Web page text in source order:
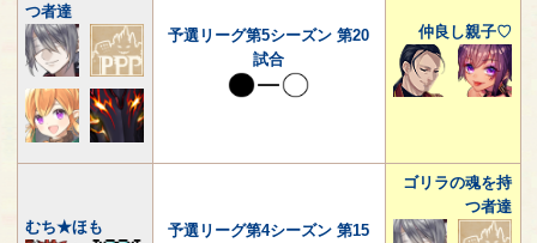
つ者達
予選リーグ第5シーズン 第20
試合
仲良し親子♡
むち★ほも
予選リーグ第4シーズン 第15
ゴリラの魂を持
つ者達